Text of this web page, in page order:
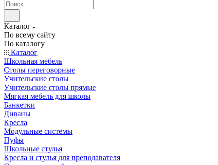
Каталог
По всему сайту
По каталогу
Каталог
Школьная мебель
Столы переговорные
Учительские столы
Учительские столы прямые
Мягкая мебель для школы
Банкетки
Диваны
Кресла
Модульные системы
Пуфы
Школьные стулья
Кресла и стулья для преподавателя